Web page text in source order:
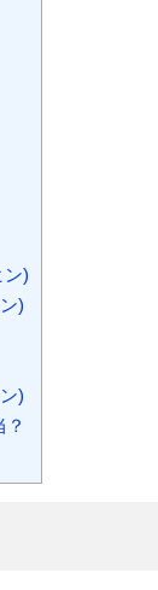
ン)
)
)